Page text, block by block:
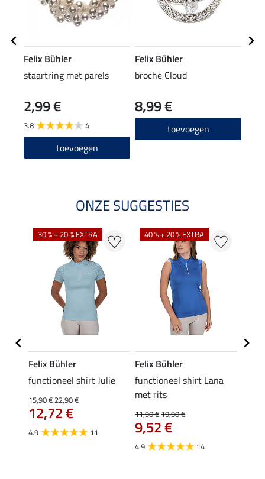
Felix Bühler
staartring met parels
2,99 €
3.8 4
toevoegen
Felix Bühler
broche Cloud
8,99 €
toevoegen
ONZE SUGGESTIES
30 % + 20 % EXTRA
Felix Bühler
functioneel shirt Julie
15,90 €22,90 €
12,72 €
4.9 11
40 % + 20 % EXTRA
Felix Bühler
functioneel shirt Lana
met rits
11,90 €19,90 €
9,52 €
4.9 14